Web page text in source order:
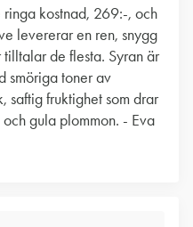
kostnad, 269:-, och
levererar en ren, snygg
de flesta. Syran är
smöriga toner av
saftig fruktighet som drar
gula plommon. - Eva